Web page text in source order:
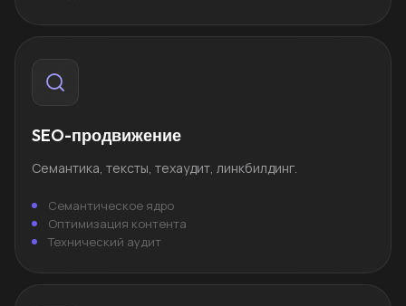
SEO-продвижение
Семантика, тексты, техаудит, линкбилдинг.
Семантическое ядро
Оптимизация контента
Технический аудит